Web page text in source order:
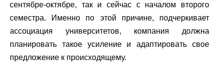
сентябре-октябре, так и сейчас с началом второго
семестра. Именно по этой причине, подчеркивает
ассоциация университетов, компания должна
планировать такое усиление и адаптировать свое
предложение к происходящему.